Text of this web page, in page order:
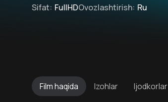
Sifat: FullHDOvozlashtirish: Ru
Filmhaqida Izohlar Ijodkorlar